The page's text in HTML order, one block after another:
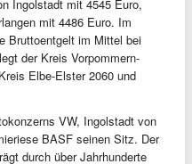
Ingolstadt mit 4545 Euro,
mit 4486 Euro. Im
Bruttoentgelt im Mittel bei
der Kreis Vorpommern-
Elbe-Elster 2060 und
VW, Ingolstadt von
BASF seinen Sitz. Der
durch über Jahrhunderte